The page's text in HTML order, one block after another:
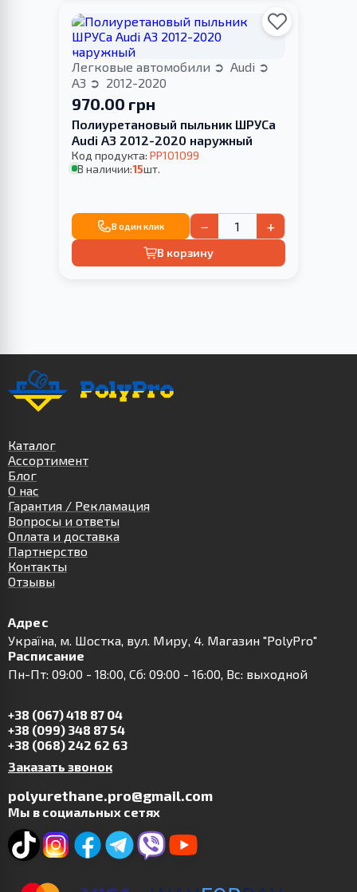
Легковые автомобили
Audi
A3
2012-2020
970.00 грн
Полиуретановый пыльник ШРУСа
Audi A3 2012-2020 наружный
Код продукта: PP101099
В наличии:15шт.
В один клик − +
В корзину
Каталог
Ассортимент
Блог
О нас
Гарантия / Рекламация
Вопросы и ответы
Оплата и доставка
Партнерство
Контакты
Отзывы
Адрес
Українa, м. Шостка, вул. Миру, 4. Магазин "PolyPro"
Расписание
Пн-Пт: 09:00 - 18:00, Сб: 09:00 - 16:00, Вс: выходной
+38 (067) 418 87 04
+38 (099) 348 87 54
+38 (068) 242 62 63
Заказать звонок
polyurethane.pro@gmail.com
Мы в социальных сетях